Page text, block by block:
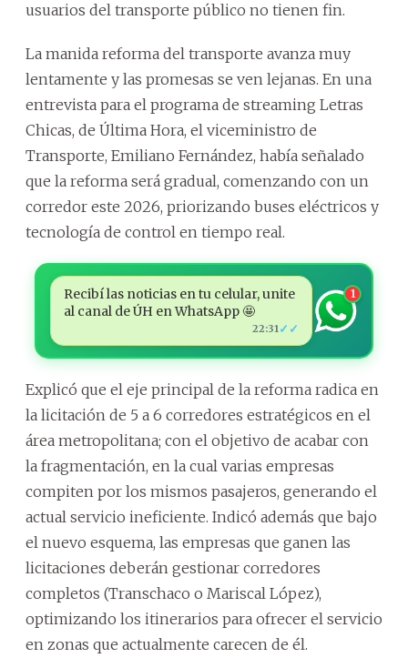
usuarios del transporte público no tienen fin.
La manida reforma del transporte avanza muy
lentamente y las promesas se ven lejanas. En una
entrevista para el programa de streaming Letras
Chicas, de Última Hora, el viceministro de
Transporte, Emiliano Fernández, había señalado
que la reforma será gradual, comenzando con un
corredor este 2026, priorizando buses eléctricos y
tecnología de control en tiempo real.
Recibí las noticias en tu celular, unite
al canal de ÚH en WhatsApp 🤩
22:31✓✓
1
Explicó que el eje principal de la reforma radica en
la licitación de 5 a 6 corredores estratégicos en el
área metropolitana; con el objetivo de acabar con
la fragmentación, en la cual varias empresas
compiten por los mismos pasajeros, generando el
actual servicio ineficiente. Indicó además que bajo
el nuevo esquema, las empresas que ganen las
licitaciones deberán gestionar corredores
completos (Transchaco o Mariscal López),
optimizando los itinerarios para ofrecer el servicio
en zonas que actualmente carecen de él.